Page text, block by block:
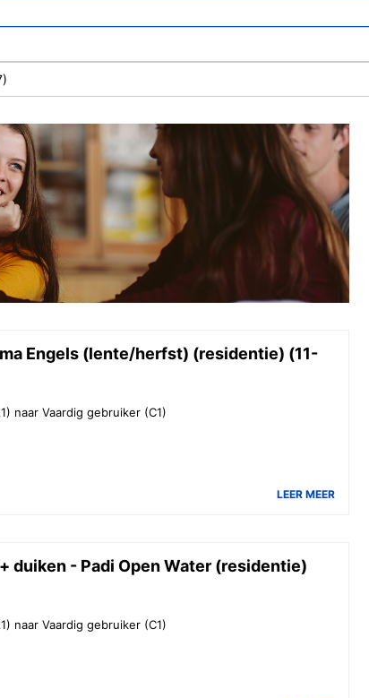
Engels (lente/herfst) (residentie) (11-
naar Vaardig gebruiker (C1)
LEER MEER
duiken - Padi Open Water (residentie)
naar Vaardig gebruiker (C1)